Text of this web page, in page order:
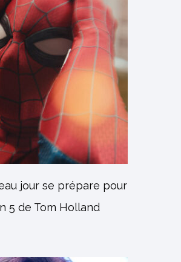
jour se prépare pour
5 de Tom Holland